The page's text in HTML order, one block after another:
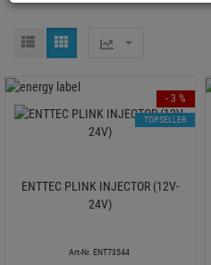
ENTTEC PLINK INJECTOR (12V-
24V)
Art-Nr. ENT73544
- 3 %
TOPSELLER